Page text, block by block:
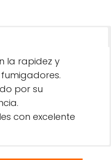
la rapidez y
por su
con excelente